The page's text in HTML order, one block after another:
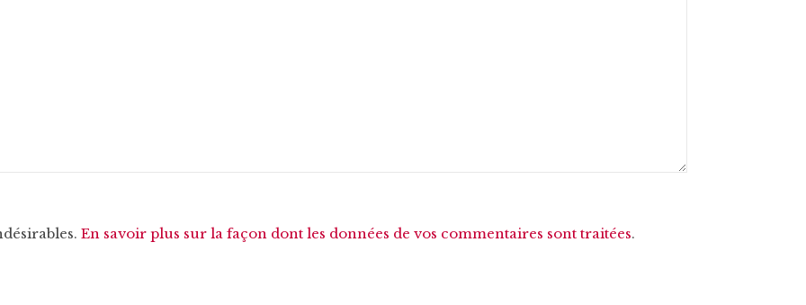
En savoir plus sur la façon dont les données de vos commentaires sont traitées.